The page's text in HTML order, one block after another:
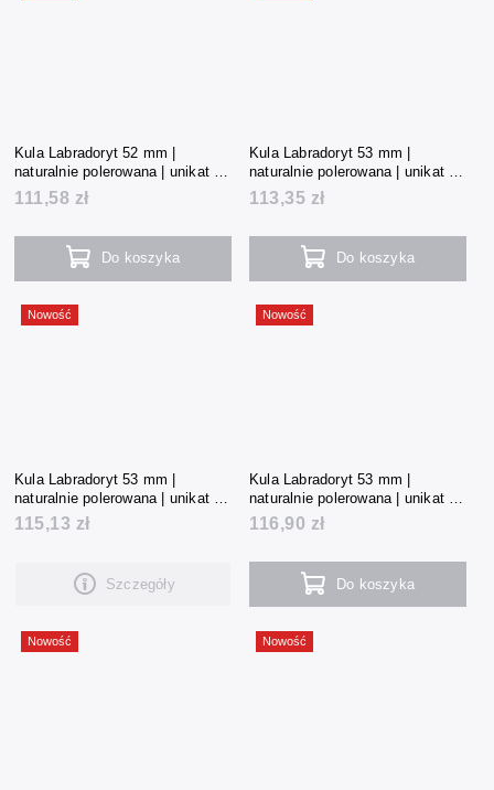
Kula Labradoryt 52 mm |
naturalnie polerowana | unikat |
210 g | Madagaskar
111,58 zł
Do koszyka
Kula Labradoryt 53 mm |
naturalnie polerowana | unikat |
211 g | Madagaskar
113,35 zł
Do koszyka
Nowość
Kula Labradoryt 53 mm |
naturalnie polerowana | unikat |
215 g | Madagaskar
115,13 zł
Szczegóły
Nowość
Kula Labradoryt 53 mm |
naturalnie polerowana | unikat |
219 g | Madagaskar
116,90 zł
Do koszyka
Nowość Nowość